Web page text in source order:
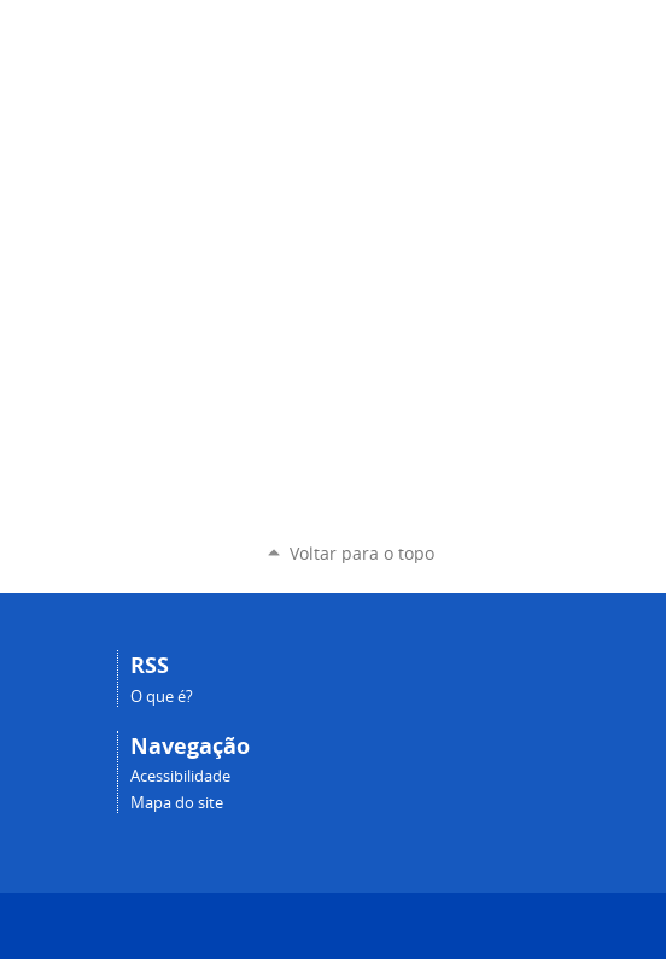
Voltar para o topo
RSS
O que é?
Navegação
Acessibilidade
Mapa do site